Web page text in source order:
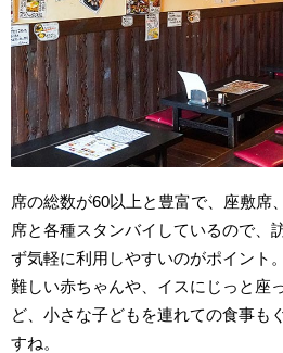
席の総数が60以上と豊富で、座敷席
席と各種スタンバイしているので、
ず気軽に利用しやすいのがポイント
難しい赤ちゃんや、イスにじっと座
ど、小さな子どもを連れての食事も
すね。